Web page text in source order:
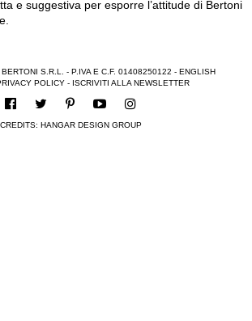
e suggestiva per esporre l’attitude di Bertoni
S.R.L. - P.IVA E C.F. 01408250122 - ENGLISH
POLICY - ISCRIVITI ALLA NEWSLETTER
CREDITS: HANGAR DESIGN GROUP